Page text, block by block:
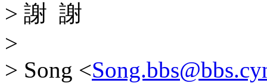
> 謝 謝
>
> Song <